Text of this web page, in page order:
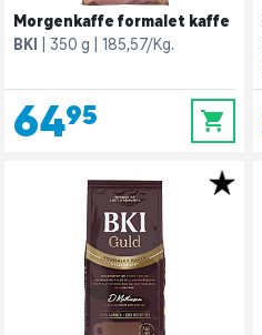
Morgenkaffe formalet kaffe
BKI
350 g 185,57/Kg.
64,95 0